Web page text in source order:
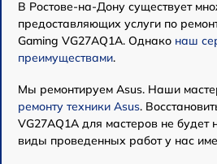
В Ростове-на-Дону существует
предоставляющих услуги по
Gaming VG27AQ1A. Однако наш
преимуществами.
Мы ремонтируем Asus. Наши
ремонту техники Asus.
VG27AQ1A для мастеров не будет
виды проведенных работ у нас